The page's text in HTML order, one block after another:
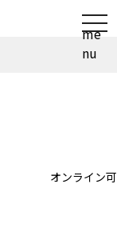
t
o
g
v
me
nu
オンライン可